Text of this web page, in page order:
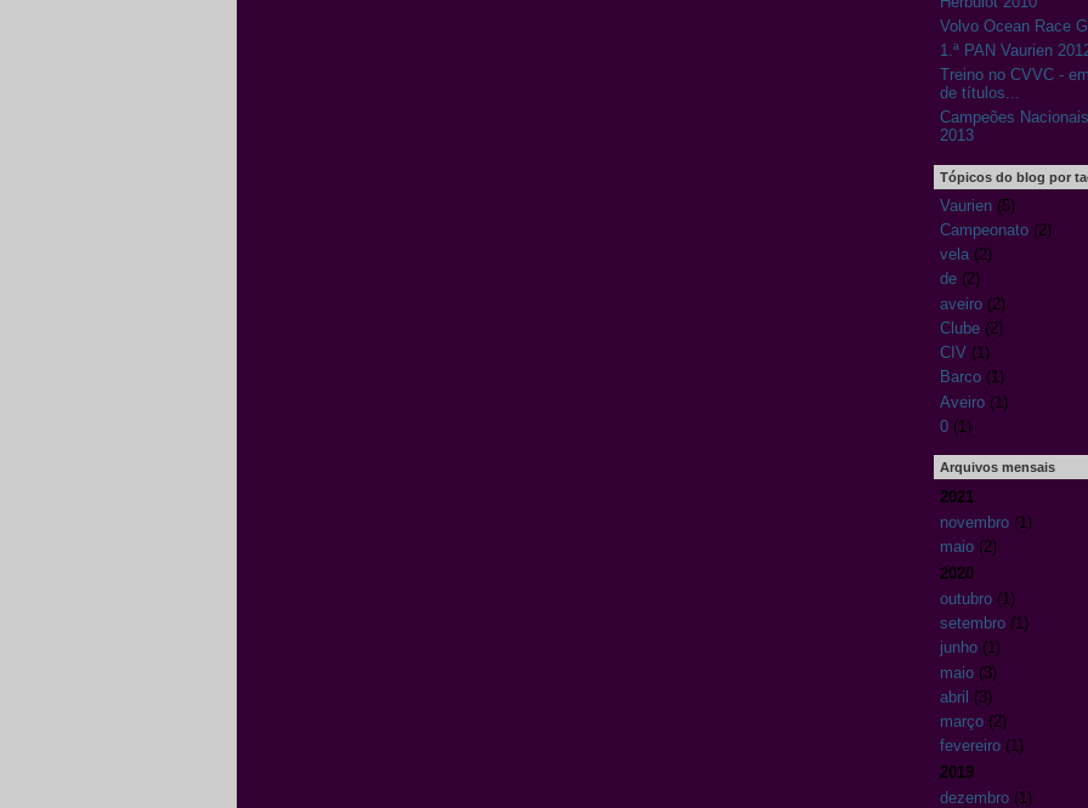
Volvo Ocean Race
1.ª PAN Vaurien
Treino no CVVC -
de títulos...
Campeões
2013
Tópicos do blog por
Vaurien(5)
Campeonato(2)
vela(2)
de(2)
aveiro(2)
Clube(2)
CIV(1)
Barco(1)
Aveiro(1)
0(1)
Arquivos mensais
2021
novembro(1)
maio(2)
2020
outubro(1)
setembro(1)
junho(1)
maio(3)
abril (3)
março(2)
fevereiro(1)
2019
dezembro(1)